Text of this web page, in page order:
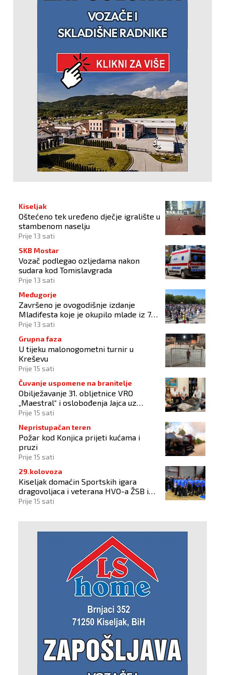
Kiseljak
Oštećeno tek uređeno dječje igralište u
stambenom naselju
Prije 13 sati
SKB Mostar
Vozač podlegao ozljedama nakon
sudara kod Tomislavgrada
Prije 13 sati
Međugorje
Završeno je ovogodišnje izdanje
Mladifesta koje je okupilo mlade iz 73
zemlje svijeta
Prije 13 sati
Grupna faza
U tijeku malonogometni turnir u
Kreševu
Prije 15 sati
Čuvanje uspomene na branitelje
Obilježavanje 31. obljetnice VRO
„Maestral“ i oslobođenja Jajca uz
pokroviteljstvo HNS-a BiH
Prije 15 sati
Nepristupačan teren
Požar kod Konjica prijeti kućama i
pruzi
Prije 15 sati
29.kolovoza
Kiseljak domaćin Sportskih igara
dragovoljaca i veterana HVO-a ŽSB i
Dana branitelja
Prije 15 sati